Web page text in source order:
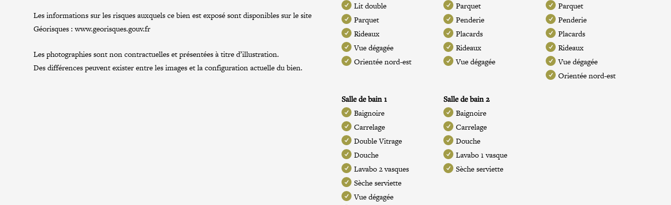
Les informations sur les risques auxquels ce bien est exposé sont disponibles sur le site
Géorisques :www.georisques.gouv.fr
Les photographies sont non contractuelles et présentées à titre d’illustration.
Des différences peuvent exister entre les images et la configuration actuelle du bien.
Lit double
Parquet
Rideaux
Vue dégagée
Orientée nord-est
Parquet
Penderie
Placards
Rideaux
Vue dégagée
Parquet
Penderie
Placards
Rideaux
Vue dégagée
Orientée nord-est
Salle de bain 1
Baignoire
Carrelage
Double Vitrage
Douche
Lavabo 2 vasques
Sèche serviette
Vue dégagée
Salle de bain 2
Baignoire
Carrelage
Douche
Lavabo 1 vasque
Sèche serviette